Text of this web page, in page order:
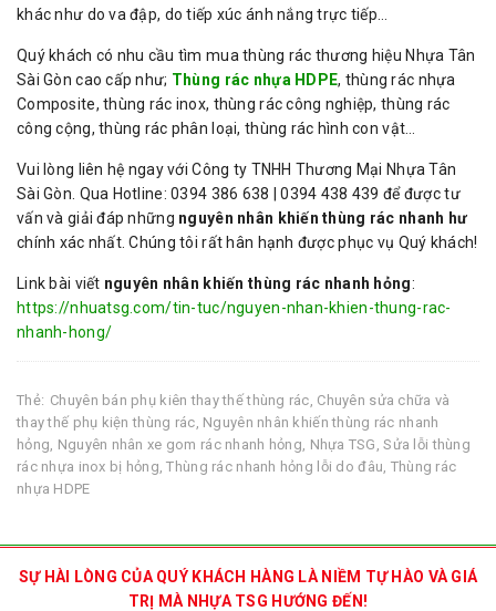
khác như do va đập, do tiếp xúc ánh nắng trực tiếp…
Quý khách có nhu cầu tìm mua thùng rác thương hiệu Nhựa Tân
Sài Gòn cao cấp như; Thùng rác nhựa HDPE, thùng rác nhựa
Composite, thùng rác inox, thùng rác công nghiệp, thùng rác
công cộng, thùng rác phân loại, thùng rác hình con vật…
Vui lòng liên hệ ngay với Công ty TNHH Thương Mại Nhựa Tân
Sài Gòn. Qua Hotline: 0394 386 638 | 0394 438 439 để được tư
vấn và giải đáp những nguyên nhân khiến thùng rác nhanh hư
chính xác nhất. Chúng tôi rất hân hạnh được phục vụ Quý khách!
Link bài viết nguyên nhân khiến thùng rác nhanh hỏng:
https://nhuatsg.com/tin-tuc/nguyen-nhan-khien-thung-rac-
nhanh-hong/
Thẻ: Chuyên bán phụ kiên thay thế thùng rác Chuyên sửa chữa và
thay thế phụ kiện thùng rác Nguyên nhân khiến thùng rác nhanh
hỏng Nguyên nhân xe gom rác nhanh hỏng Nhựa TSG ,Sửa lỗi thùng
rác nhựa inox bị hỏng ,Thùng rác nhanh hỏng lỗi do đâu Thùng rác
nhựa HDPE
SỰ HÀI LÒNG CỦA QUÝ KHÁCH HÀNG LÀ NIỀM TỰ HÀO VÀ GIÁ
TRỊ MÀ NHỰA TSG HƯỚNG ĐẾN!